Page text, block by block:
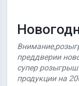
преддверии
супер
продукции на